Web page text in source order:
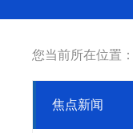
您当前所在位置：
焦点新闻